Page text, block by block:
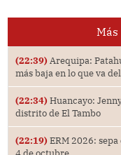
(22:39) Arequipa:
más baja en lo que va
(22:34) Huancayo:
distrito de El Tambo
(22:19) ERM 2026: